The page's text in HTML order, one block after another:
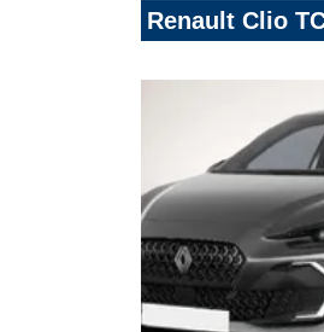
Renault Clio